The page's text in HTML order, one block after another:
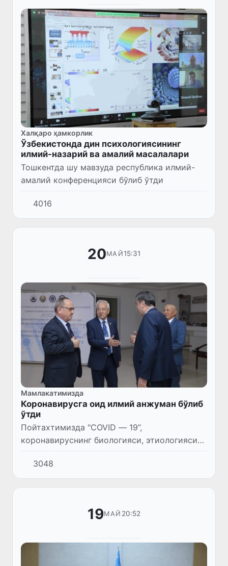
Халқаро ҳамкорлик
Ўзбекистонда дин психологиясининг
илмий-назарий ва амалий масалалари
Тошкентда шу мавзуда республика илмий-
амалий конференцияси бўлиб ўтди
4016
20МАЙ15:31
Мамлакатимизда
Коронавирусга оид илмий анжуман бўлиб
ўтди
Пойтахтимизда "COVID — 19”,
коронавируснинг биологияси, этиологияси
ва физиологияси» мавзуида халқаро илмий-
амалий конференция ташкил этилди.
3048
19МАЙ 20:52